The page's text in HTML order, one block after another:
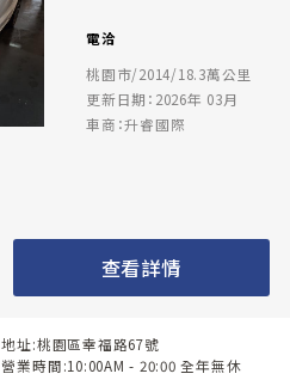
電洽
桃園市/2014/18.3萬公里
更新日期：2026年 03月
車商：升睿國際
查看詳情
地址:桃園區幸福路67號
營業時間:10:00AM - 20:00 全年無休